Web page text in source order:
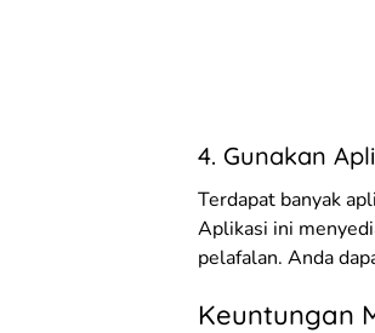
4. Gunakan
Terdapat banyak
Aplikasi ini
pelafalan. Anda
Keuntungan